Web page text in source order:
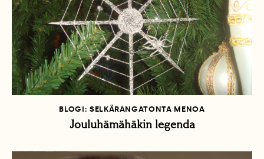
BLOGI: SELKÄRANGATONTA MENOA
Jouluhämähäkin legenda